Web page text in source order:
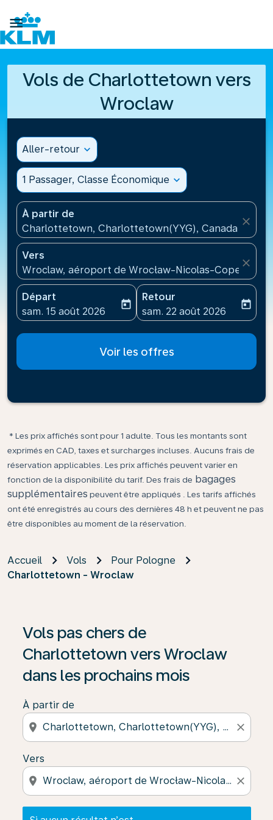

Vols de Charlottetown vers
Wroclaw
Aller-retour expand_more
1 Passager, Classe Économique expand_more
À partir de
Charlottetown, Charlottetown(YYG), Canada
close
Vers
Wroclaw, aéroport de Wrocław-Nicolas-
close
Départ
fc-booking-departure-date-aria-label
sam. 15 août 2026
today
Retour
fc-booking-return-date-
sam. 22 août 2026
today
Voir les offres
* Les prix affichés sont pour 1 adulte. Tous les montants sont
exprimés en CAD, taxes et surcharges incluses. Aucuns frais de
réservation applicables. Les prix affichés peuvent varier en
fonction de la disponibilité du tarif. Des frais de bagages
supplémentaires peuvent être appliqués . Les tarifs affichés
ont été enregistrés au cours des dernières 48 h et peuvent ne pas
être disponibles au moment de la réservation.
Accueil Vols
Pour Pologne
Charlottetown - Wroclaw
Vols pas chers de
Charlottetown vers Wroclaw
dans les prochains mois
À partir de
location_on close
Vers
location_on close
Si aucun résultat n’est disponible, cliquez sur «